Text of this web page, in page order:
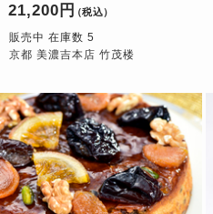
21,200円 （税込）
販売中 在庫数 5
京都 美濃吉本店 竹茂楼